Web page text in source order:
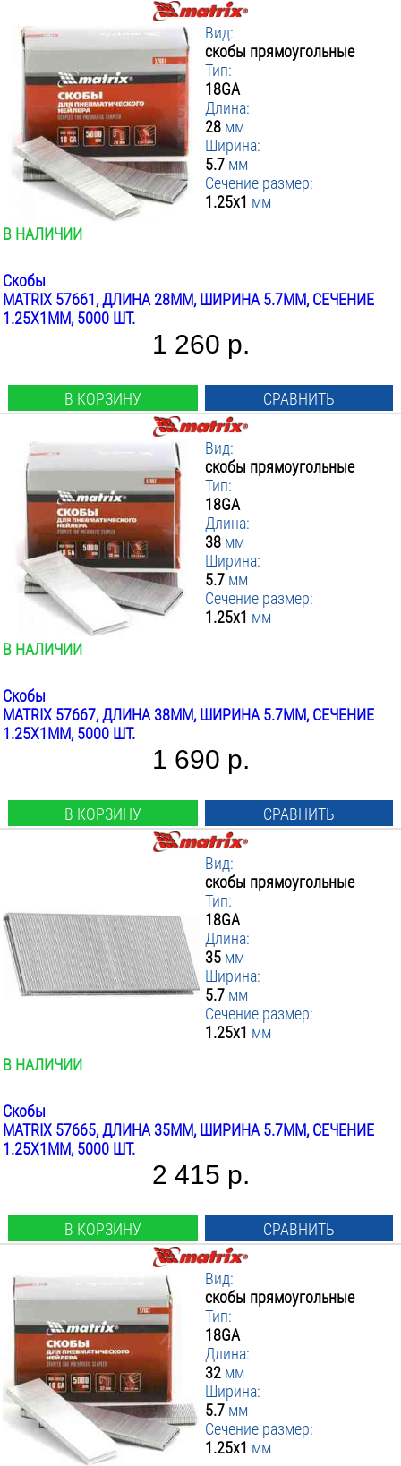
Вид:
скобы прямоугольные
Тип:
18GA
Длина:
28 мм
Ширина:
5.7 мм
Сечение размер:
1.25x1 мм
В НАЛИЧИИ
Скобы
MATRIX 57661, ДЛИНА 28ММ, ШИРИНА 5.7ММ, СЕЧЕНИЕ
1.25X1ММ, 5000 ШТ.
1 260 р.
В КОРЗИНУ СРАВНИТЬ
Вид:
скобы прямоугольные
Тип:
18GA
Длина:
38 мм
Ширина:
5.7 мм
Сечение размер:
1.25x1 мм
В НАЛИЧИИ
Скобы
MATRIX 57667, ДЛИНА 38ММ, ШИРИНА 5.7ММ, СЕЧЕНИЕ
1.25X1ММ, 5000 ШТ.
1 690 р.
В КОРЗИНУ СРАВНИТЬ
Вид:
скобы прямоугольные
Тип:
18GA
Длина:
35 мм
Ширина:
5.7 мм
Сечение размер:
1.25x1 мм
В НАЛИЧИИ
Скобы
MATRIX 57665, ДЛИНА 35ММ, ШИРИНА 5.7ММ, СЕЧЕНИЕ
1.25X1ММ, 5000 ШТ.
2 415 р.
В КОРЗИНУ СРАВНИТЬ
Вид:
скобы прямоугольные
Тип:
18GA
Длина:
32 мм
Ширина:
5.7 мм
Сечение размер:
1.25x1 мм